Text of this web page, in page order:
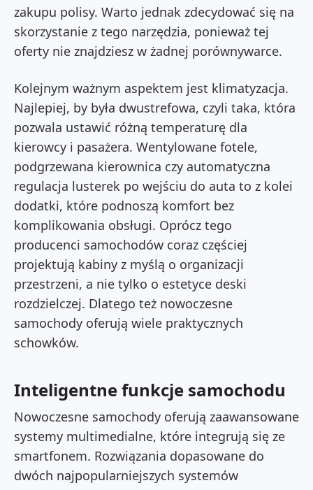
zakupu polisy. Warto jednak zdecydować się na
skorzystanie z tego narzędzia, ponieważ tej
oferty nie znajdziesz w żadnej porównywarce.
Kolejnym ważnym aspektem jest klimatyzacja.
Najlepiej, by była dwustrefowa, czyli taka, która
pozwala ustawić różną temperaturę dla
kierowcy i pasażera. Wentylowane fotele,
podgrzewana kierownica czy automatyczna
regulacja lusterek po wejściu do auta to z kolei
dodatki, które podnoszą komfort bez
komplikowania obsługi. Oprócz tego
producenci samochodów coraz częściej
projektują kabiny z myślą o organizacji
przestrzeni, a nie tylko o estetyce deski
rozdzielczej. Dlatego też nowoczesne
samochody oferują wiele praktycznych
schowków.
Inteligentne funkcje samochodu
Nowoczesne samochody oferują zaawansowane
systemy multimedialne, które integrują się ze
smartfonem. Rozwiązania dopasowane do
dwóch najpopularniejszych systemów